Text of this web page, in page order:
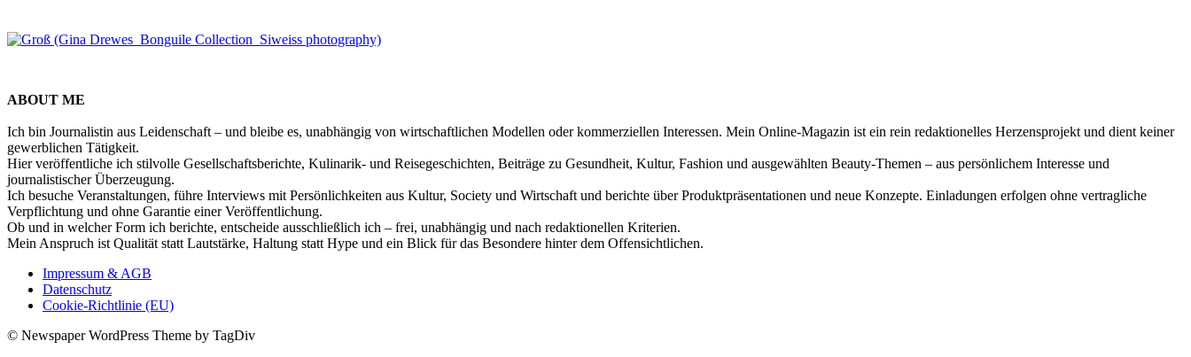
ABOUT ME
Ich bin Journalistin aus Leidenschaft – und bleibe es, unabhängig von wirtschaftlichen Modellen oder kommerziellen Interessen. Mein Online-Magazin ist ein rein redaktionelles Herzensprojekt und dient keiner
gewerblichen Tätigkeit.
Hier veröffentliche ich stilvolle Gesellschaftsberichte, Kulinarik- und Reisegeschichten, Beiträge zu Gesundheit, Kultur, Fashion und ausgewählten Beauty-Themen – aus persönlichem Interesse und
journalistischer Überzeugung.
Ich besuche Veranstaltungen, führe Interviews mit Persönlichkeiten aus Kultur, Society und Wirtschaft und berichte über Produktpräsentationen und neue Konzepte. Einladungen erfolgen ohne vertragliche
Verpflichtung und ohne Garantie einer Veröffentlichung.
Ob und in welcher Form ich berichte, entscheide ausschließlich ich – frei, unabhängig und nach redaktionellen Kriterien.
Mein Anspruch ist Qualität statt Lautstärke, Haltung statt Hype und ein Blick für das Besondere hinter dem Offensichtlichen.
Impressum & AGB
Datenschutz
Cookie-Richtlinie (EU)
© Newspaper WordPress Theme by TagDiv